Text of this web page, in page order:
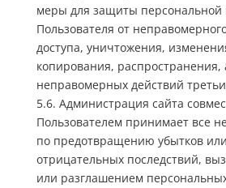
меры для защиты
Пользователя от
доступа, уничтожения,
копирования, распространения,
неправомерных действий
5.6. Администрация сайта
Пользователем принимает все
по предотвращению убытков
отрицательных последствий,
или разглашением